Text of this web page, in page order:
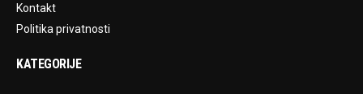
Kontakt
Politika privatnosti
KATEGORIJE